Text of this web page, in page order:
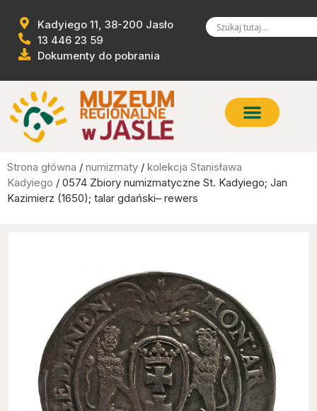
Kadyiego 11, 38-200 Jasło
13 446 23 59
Dokumenty do pobrania
Strona główna / numizmaty / kolekcja Stanisława
Kadyiego / 0574 Zbiory numizmatyczne St. Kadyiego; Jan
Kazimierz (1650); talar gdański– rewers